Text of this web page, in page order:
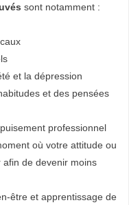
sont notamment :
et la dépression
et des pensées
professionnel
où votre attitude ou
de devenir moins
être et apprentissage de